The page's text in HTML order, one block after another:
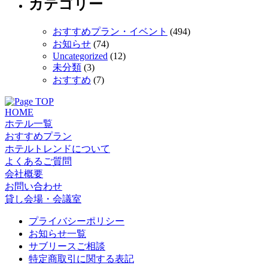
カテゴリー
おすすめプラン・イベント (494)
お知らせ (74)
Uncategorized (12)
未分類 (3)
おすすめ (7)
HOME
ホテル一覧
おすすめプラン
ホテルトレンドについて
よくあるご質問
会社概要
お問い合わせ
貸し会場・会議室
プライバシーポリシー
お知らせ一覧
サブリースご相談
特定商取引に関する表記